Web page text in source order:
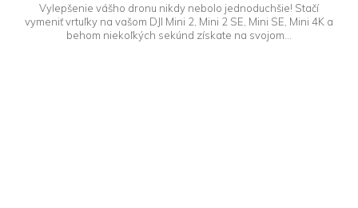
Vylepšenie vášho dronu nikdy nebolo jednoduchšie! Stačí
vymeniť vrtuľky na vašom DJI Mini 2, Mini 2 SE, Mini SE, Mini 4K a
behom niekoľkých sekúnd získate na svojom...